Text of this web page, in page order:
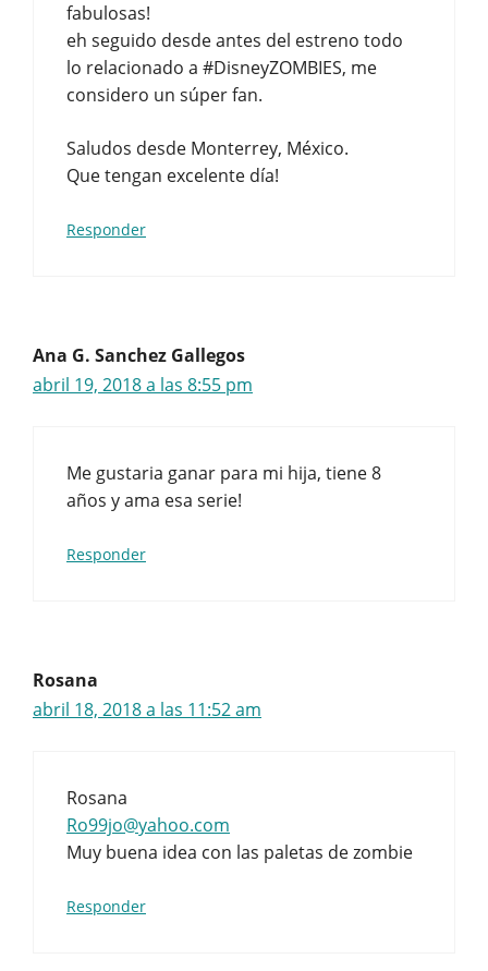
fabulosas!
eh seguido desde antes del estreno todo
lo relacionado a #DisneyZOMBIES, me
considero un súper fan.
Saludos desde Monterrey, México.
Que tengan excelente día!
Responder
Ana G. Sanchez Gallegos
abril 19, 2018 a las 8:55 pm
Me gustaria ganar para mi hija, tiene 8
años y ama esa serie!
Responder
Rosana
abril 18, 2018 a las 11:52 am
Rosana
Ro99jo@yahoo.com
Muy buena idea con las paletas de zombie
Responder